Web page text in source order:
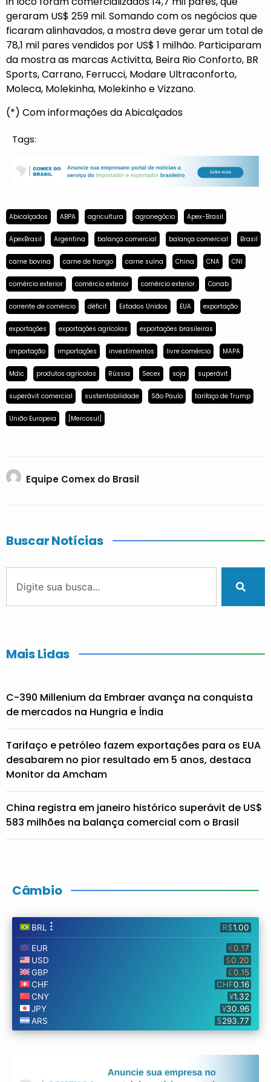
geraram US$ 259 mil. Somando com os negócios que
ficaram alinhavados, a mostra deve gerar um total de
78,1 mil pares vendidos por US$ 1 milhão. Participaram
da mostra as marcas Activitta, Beira Rio Conforto, BR
Sports, Carrano, Ferrucci, Modare Ultraconforto,
Moleca, Molekinha, Molekinho e Vizzano.
(*) Com informações da Abicalçados
Tags:
Abicalçados ABPA agricultura agronegócio Apex-Brasil
ApexBrasil Argentina balança comercial balança comercial Brasil
carne bovina carne de frango carne suína China CNA CNI
comércio exterior comércio exterior comércio exterior. Conab
corrente de comércio déficit Estados Unidos EUA exportação
exportações exportações agrícolas exportações brasileiras
importação importações investimentos livre comércio MAPA
Mdic produtos agrícolas Rússia Secex soja superávit
superávit comercial sustentabilidade São Paulo tarifaço de Trump
União Europeia [Mercosul]
Equipe Comex do Brasil
Buscar Notícias
Mais Lidas
C-390 Millenium da Embraer avança na conquista
de mercados na Hungria e Índia
Tarifaço e petróleo fazem exportações para os EUA
desabarem no pior resultado em 5 anos, destaca
Monitor da Amcham
China registra em janeiro histórico superávit de US$
583 milhões na balança comercial com o Brasil
Câmbio